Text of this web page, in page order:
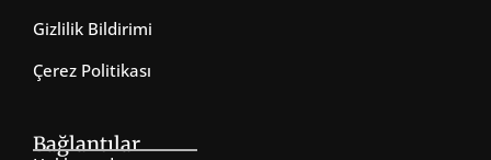
Gizlilik Bildirimi
Çerez Politikası
Bağlantılar